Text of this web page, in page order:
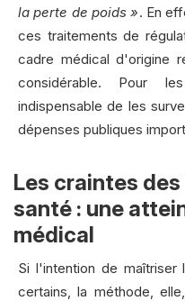
la perte de poids ». En
ces traitements de
cadre médical d'origine
considérable. Pour
indispensable de les
dépenses publiques
Les craintes
santé : une
médical
Si l'intention de
certains, la méthode,